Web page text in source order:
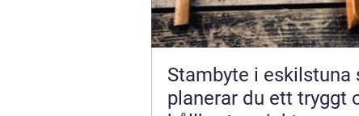
Stambyte i eskilstuna så
planerar du ett tryggt